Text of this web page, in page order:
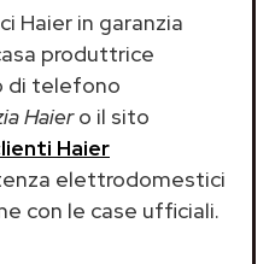
Haier in garanzia
produttrice
di telefono
Haiero il sito
Haier
elettrodomestici
con le case ufficiali.